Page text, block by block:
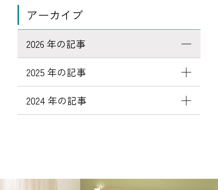
アーカイブ
2026 年の記事
2025 年の記事
2024 年の記事